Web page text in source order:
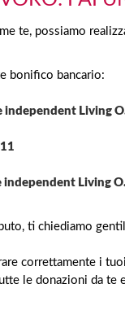
te, possiamo
bonifico bancario:
independent Living
Living
ti chiediamo
correttamente i
le donazioni da te